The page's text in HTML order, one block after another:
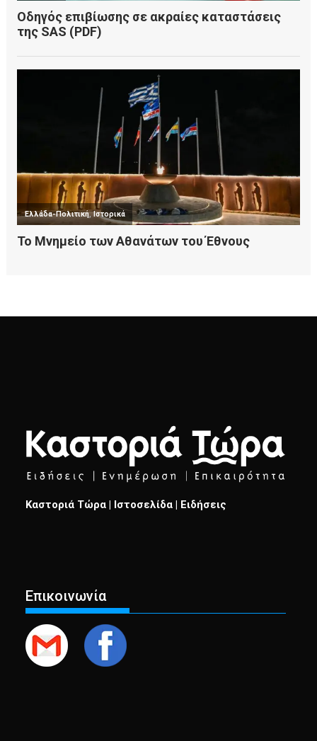
Καστοριά Τώρα | Ιστοσελίδα | Ειδήσεις
Επικοινωνία